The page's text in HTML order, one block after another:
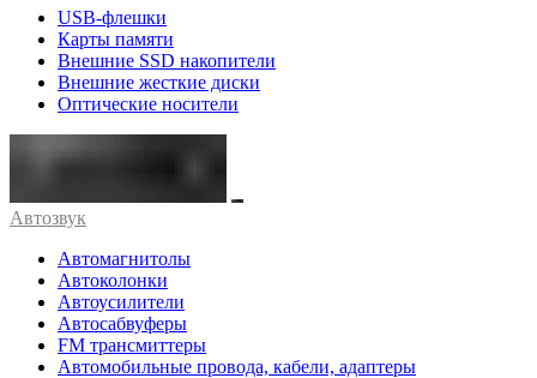
USB-флешки
Карты памяти
Внешние SSD накопители
Внешние жесткие диски
Оптические носители
Автозвук
Автомагнитолы
Автоколонки
Автоусилители
Автосабвуферы
FM трансмиттеры
Автомобильные провода, кабели, адаптеры